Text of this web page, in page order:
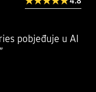
pobjeđuje u AI